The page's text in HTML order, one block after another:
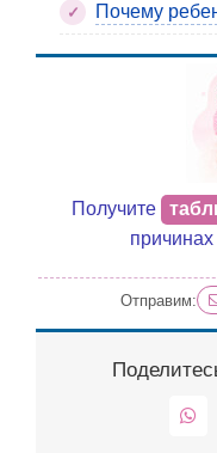
Почему
Получите
Отправим: